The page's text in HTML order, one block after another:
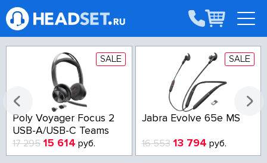
SALE
Poly Voyager Focus 2
USB-A/USB-C Teams
17 295 15 614 руб.
SALE
Jabra Evolve 65e MS
16 553 13 794 руб.